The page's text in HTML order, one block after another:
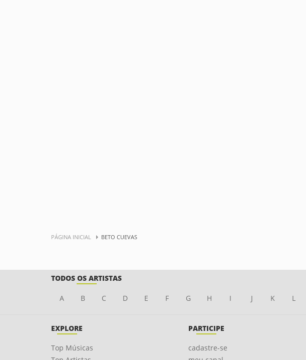
PÁGINA INICIAL BETO CUEVAS
TODOS OS ARTISTAS
A B C D E F G H I J K L
EXPLORE
Top Músicas
PARTICIPE
cadastre-se